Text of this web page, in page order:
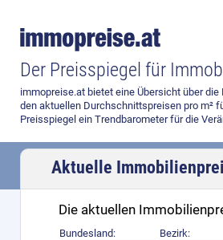
Der Preisspiegel für
immopreise.at bietet eine Übersicht über
den aktuellen Durchschnittspreisen pro m²
Preisspiegel ein Trendbarometer für die
Aktuelle
Die aktuellen
Bundesland: Bezirk: